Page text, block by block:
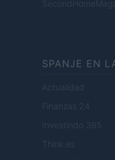
SPANJE EN
Actualidad
Finanzas 24
Investindo 365
Think.es